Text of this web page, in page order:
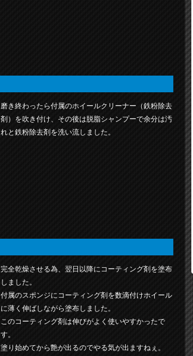
磨き終わったら付属のホイールクリーナー（鉄粉除去
剤）を吹き付け、その後は脱脂シャンプーで余分は汚
れと鉄粉除去剤を洗い流しました。
完全乾燥させる為、翌日以降にコーティング剤を塗布
しました。
付属のスポンジにコーティング剤を数滴付けホイール
に薄く伸ばしながら塗布しました。
このコーティング剤は伸びがよく使いやすかったで
す。
塗り始めてから艶が出るのでやる気が出ますねぇ。